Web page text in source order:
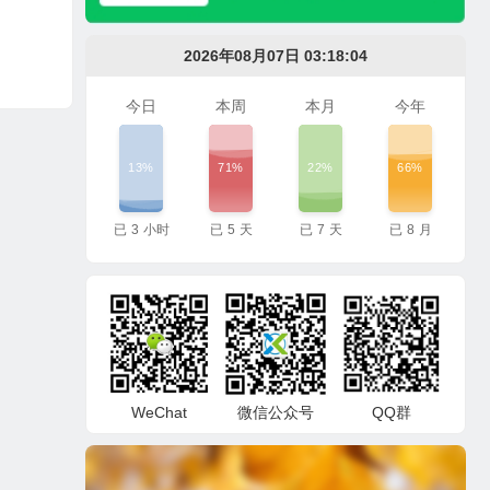
2026年08月07日 03:18:05
今日
13%
已 3 小时
本周
71%
已 5 天
本月
22%
已 7 天
今年
66%
已 8 月
WeChat 微信公众号 QQ群